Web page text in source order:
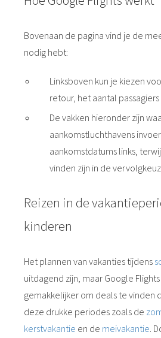
Bovenaan de pagina vind je de
nodig hebt:
Linksboven kun je kiezen
retour, het aantal
De vakken hieronder zijn
aankomstluchthavens
aankomstdatums links,
vinden zijn in de
Reizen in de
kinderen
Het plannen van vakanties tijdens
uitdagend zijn, maar Google
gemakkelijker om deals te vinden
deze drukke periodes zoals de
kerstvakantie en de meivakantie .